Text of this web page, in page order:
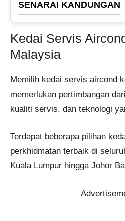
SENARAI KANDUNGAN
Kedai Servis
Malaysia
Memilih kedai servis aircond
memerlukan pertimbangan
kualiti servis, dan teknologi
Terdapat beberapa pilihan
perkhidmatan terbaik di
Kuala Lumpur hingga Johor